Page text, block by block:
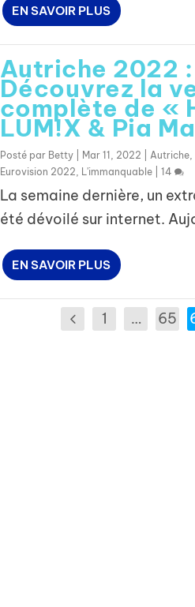
EN SAVOIR PLUS
Autriche 2022 :
Découvrez la
complète de «
LUM!X & Pia
Posté par Betty| Mar 11, 2022 Autriche,
Eurovision 2022
L'immanquable| 14
La semaine dernière, un
été dévoilé sur internet.
EN SAVOIR PLUS
1 … 65